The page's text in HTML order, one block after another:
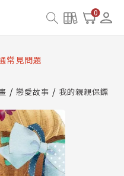
0
資產合併與書櫃開通申請
常見問題
成書櫃開通與資產合併申
資產合併與書櫃開通申請
戀愛故事 我的親親保鏢